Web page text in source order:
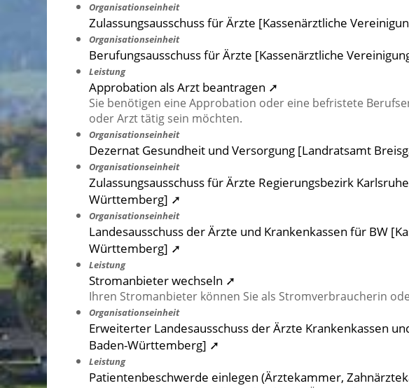
Organisationseinheit
Zulassungsausschuss für Ärzte [Kassenärztliche
Organisationseinheit
Berufungsausschuss für Ärzte [Kassenärztliche
Leistung
Approbation als Arzt beantragen ➚
Sie benötigen eine Approbation oder eine befristete
oder Arzt tätig sein möchten.
Organisationseinheit
Dezernat Gesundheit und Versorgung [Landratsamt
Organisationseinheit
Zulassungsausschuss für Ärzte Regierungsbezirk
Württemberg] ➚
Organisationseinheit
Landesausschuss der Ärzte und Krankenkassen für BW
Württemberg] ➚
Leistung
Stromanbieter wechseln ➚
Ihren Stromanbieter können Sie als Stromverbraucherin
Organisationseinheit
Erweiterter Landesausschuss der Ärzte Krankenkassen
Baden-Württemberg] ➚
Leistung
Patientenbeschwerde einlegen (Ärztekammer,